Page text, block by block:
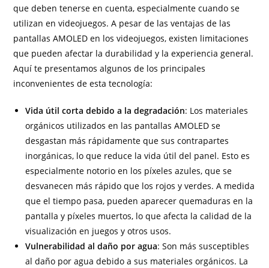
que deben tenerse en cuenta, especialmente cuando se
utilizan en videojuegos. A pesar de las ventajas de las
pantallas AMOLED en los videojuegos, existen limitaciones
que pueden afectar la durabilidad y la experiencia general.
Aquí te presentamos algunos de los principales
inconvenientes de esta tecnología:
Vida útil corta debido a la degradación: Los materiales
orgánicos utilizados en las pantallas AMOLED se
desgastan más rápidamente que sus contrapartes
inorgánicas, lo que reduce la vida útil del panel. Esto es
especialmente notorio en los píxeles azules, que se
desvanecen más rápido que los rojos y verdes. A medida
que el tiempo pasa, pueden aparecer quemaduras en la
pantalla y píxeles muertos, lo que afecta la calidad de la
visualización en juegos y otros usos.
Vulnerabilidad al daño por agua: Son más susceptibles
al daño por agua debido a sus materiales orgánicos. La